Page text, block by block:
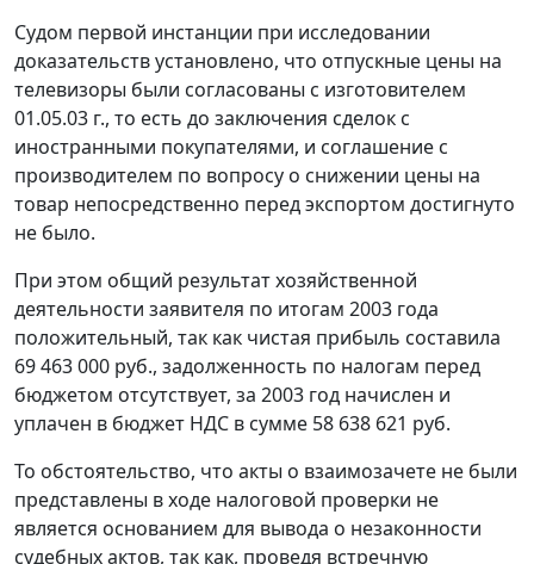
Судом первой инстанции при исследовании
доказательств установлено, что отпускные цены на
телевизоры были согласованы с изготовителем
01.05.03 г., то есть до заключения сделок с
иностранными покупателями, и соглашение с
производителем по вопросу о снижении цены на
товар непосредственно перед экспортом достигнуто
не было.
При этом общий результат хозяйственной
деятельности заявителя по итогам 2003 года
положительный, так как чистая прибыль составила
69 463 000 руб., задолженность по налогам перед
бюджетом отсутствует, за 2003 год начислен и
уплачен в бюджет НДС в сумме 58 638 621 руб.
То обстоятельство, что акты о взаимозачете не были
представлены в ходе налоговой проверки не
является основанием для вывода о незаконности
судебных актов, так как, проведя встречную